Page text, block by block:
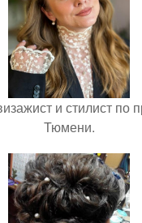
и стилист по
Тюмени.